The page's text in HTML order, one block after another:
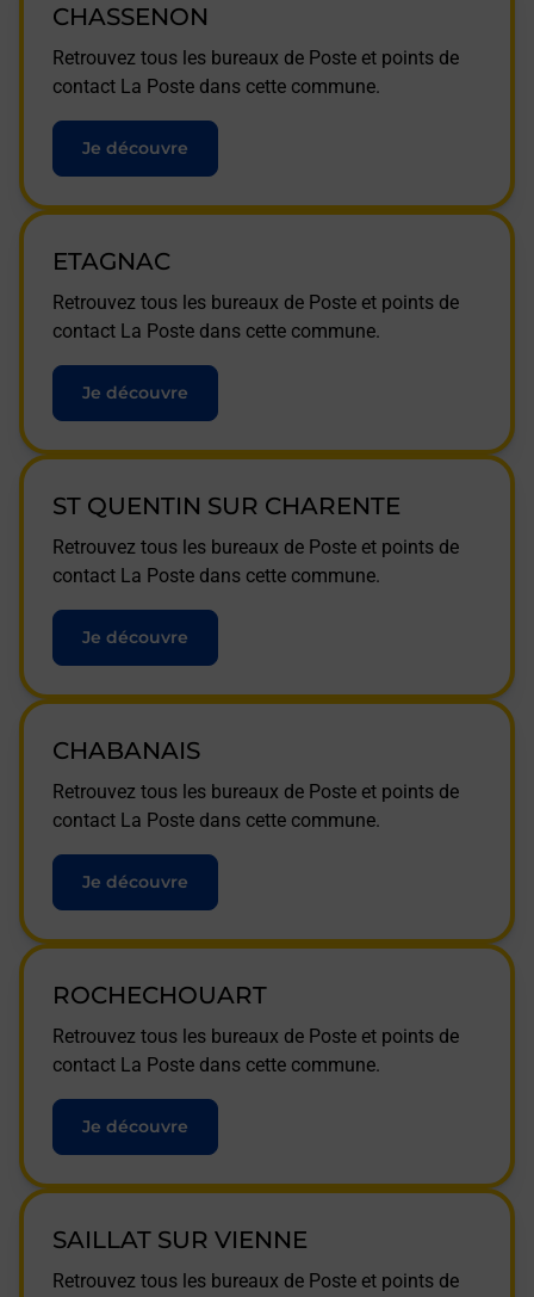
CHASSENON
Retrouvez tous les bureaux de Poste et points de
contact La Poste dans cette commune.
Je découvre
ETAGNAC
Retrouvez tous les bureaux de Poste et points de
contact La Poste dans cette commune.
Je découvre
ST QUENTIN SUR CHARENTE
Retrouvez tous les bureaux de Poste et points de
contact La Poste dans cette commune.
Je découvre
CHABANAIS
Retrouvez tous les bureaux de Poste et points de
contact La Poste dans cette commune.
Je découvre
ROCHECHOUART
Retrouvez tous les bureaux de Poste et points de
contact La Poste dans cette commune.
Je découvre
SAILLAT SUR VIENNE
Retrouvez tous les bureaux de Poste et points de